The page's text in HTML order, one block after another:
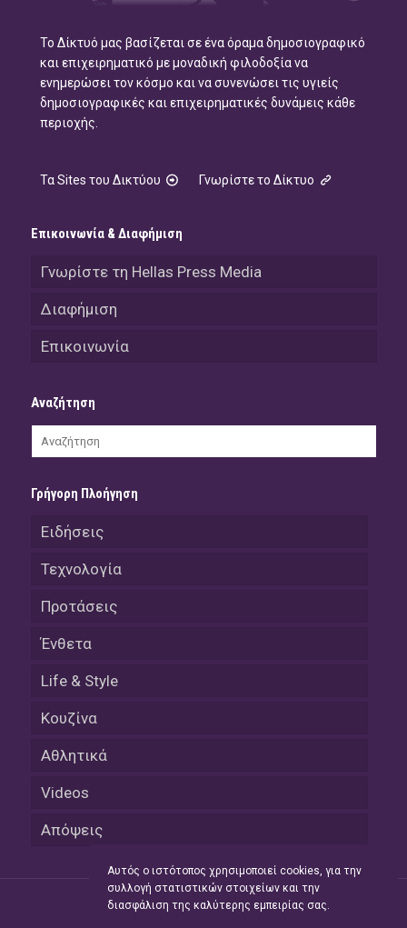
Το Δίκτυό μας βασίζεται σε ένα όραμα δημοσιογραφικό
και επιχειρηματικό με μοναδική φιλοδοξία να
ενημερώσει τον κόσμο και να συνενώσει τις υγιείς
δημοσιογραφικές και επιχειρηματικές δυνάμεις κάθε
περιοχής.
Τα Sites του Δικτύου Γνωρίστε το Δίκτυο
Επικοινωνία & Διαφήμιση
Γνωρίστε τη Hellas Press Media
Διαφήμιση
Επικοινωνία
Αναζήτηση
Γρήγορη Πλοήγηση
Ειδήσεις
Τεχνολογία
Προτάσεις
Ένθετα
Life & Style
Κουζίνα
Αθλητικά
Videos
Απόψεις
Αυτός ο ιστότοπος χρησιμοποιεί cookies, για την
συλλογή στατιστικών στοιχείων και την
διασφάλιση της καλύτερης εμπειρίας σας.